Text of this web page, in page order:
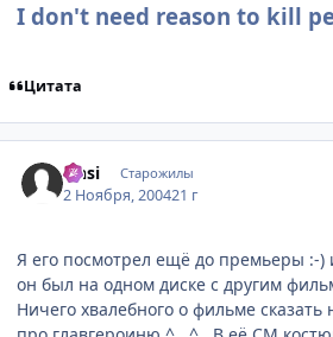
I don't need reason to kill
Цитата
Onsi Старожилы
2 Ноября, 200421 г
Я его посмотрел ещё до премьеры :-)
он был на одном диске с другим
Ничего хвалебного о фильме сказать